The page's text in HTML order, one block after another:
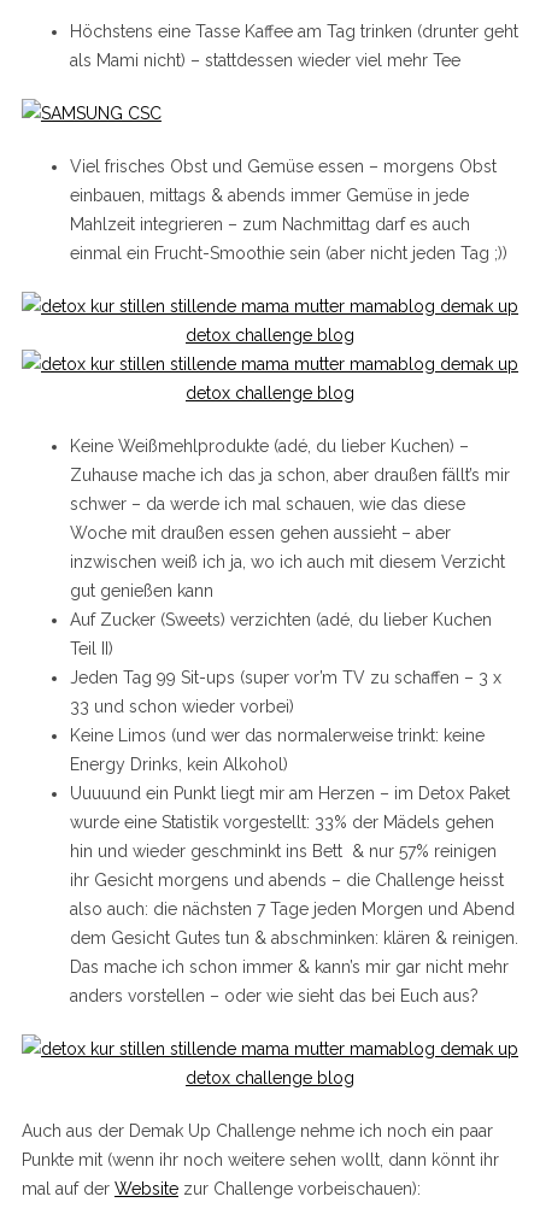
Höchstens eine Tasse Kaffee am Tag trinken (drunter geht
als Mami nicht) – stattdessen wieder viel mehr Tee
Viel frisches Obst und Gemüse essen – morgens Obst
einbauen, mittags & abends immer Gemüse in jede
Mahlzeit integrieren – zum Nachmittag darf es auch
einmal ein Frucht-Smoothie sein (aber nicht jeden Tag ;))
Keine Weißmehlprodukte (adé, du lieber Kuchen) –
Zuhause mache ich das ja schon, aber draußen fällt’s mir
schwer – da werde ich mal schauen, wie das diese
Woche mit draußen essen gehen aussieht – aber
inzwischen weiß ich ja, wo ich auch mit diesem Verzicht
gut genießen kann
Auf Zucker (Sweets) verzichten (adé, du lieber Kuchen
Teil II)
Jeden Tag 99 Sit-ups (super vor’m TV zu schaffen – 3 x
33 und schon wieder vorbei)
Keine Limos (und wer das normalerweise trinkt: keine
Energy Drinks, kein Alkohol)
Uuuuund ein Punkt liegt mir am Herzen – im Detox Paket
wurde eine Statistik vorgestellt: 33% der Mädels gehen
hin und wieder geschminkt ins Bett & nur 57% reinigen
ihr Gesicht morgens und abends – die Challenge heisst
also auch: die nächsten 7 Tage jeden Morgen und Abend
dem Gesicht Gutes tun & abschminken: klären & reinigen.
Das mache ich schon immer & kann’s mir gar nicht mehr
anders vorstellen – oder wie sieht das bei Euch aus?
Auch aus der Demak Up Challenge nehme ich noch ein paar
Punkte mit (wenn ihr noch weitere sehen wollt, dann könnt ihr
mal auf der Websitezur Challenge vorbeischauen):